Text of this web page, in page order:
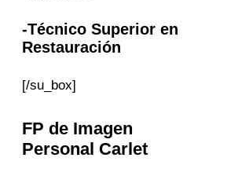
-Técnico Superior en
Restauración
[/su_box]
FP de Imagen
Personal Carlet